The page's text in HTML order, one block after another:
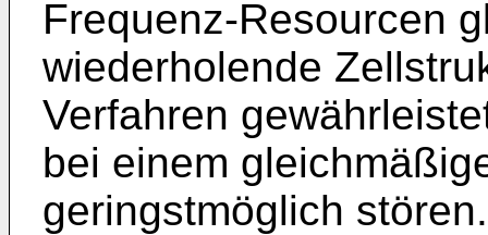
Frequenz-Resourcen
wiederholende
Verfahren
bei einem
geringstmöglich stören.